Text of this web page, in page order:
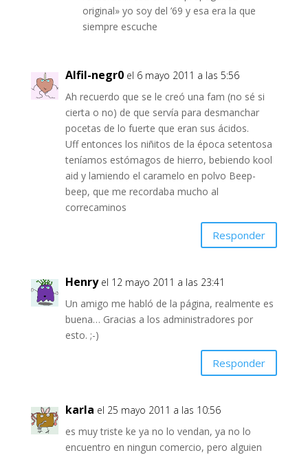
original» yo soy del ’69 y esa era la que
siempre escuche
Alfil-negr0 el 6 mayo 2011 a las 5:56
Ah recuerdo que se le creó una fam (no sé si
cierta o no) de que servía para desmanchar
pocetas de lo fuerte que eran sus ácidos.
Uff entonces los niñitos de la época setentosa
teníamos estómagos de hierro, bebiendo kool
aid y lamiendo el caramelo en polvo Beep-
beep, que me recordaba mucho al
correcaminos
Responder
Henry el 12 mayo 2011 a las 23:41
Un amigo me habló de la página, realmente es
buena… Gracias a los administradores por
esto. ;-)
Responder
karla el 25 mayo 2011 a las 10:56
es muy triste ke ya no lo vendan, ya no lo
encuentro en ningun comercio, pero alguien